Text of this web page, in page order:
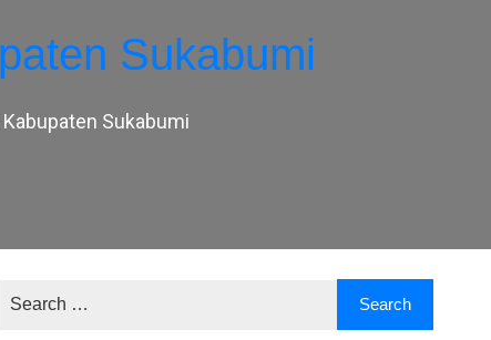
Sukabumi
Sukabumi